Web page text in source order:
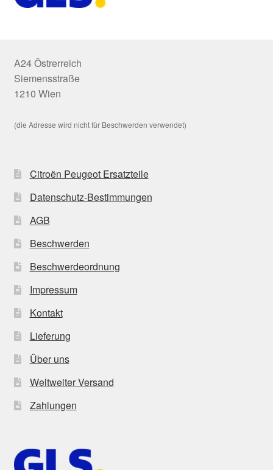
A24 Östrerreich
Siemensstraße
1210 Wien
(die Adresse wird nicht für Beschwerden verwendet)
Citroën Peugeot Ersatzteile
Datenschutz-Bestimmungen
AGB
Beschwerden
Beschwerdeordnung
Impressum
Kontakt
Lieferung
Über uns
Weltweiter Versand
Zahlungen